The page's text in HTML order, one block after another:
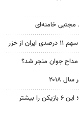
مجتبی خامنه‌ای
خزر
مداح جوان منجر شد؟
۲۰۱۸
نسل جدید استقلالی‌ها برای فصل جدید لیگ؛ این ۶ بازیکن را بیشتر